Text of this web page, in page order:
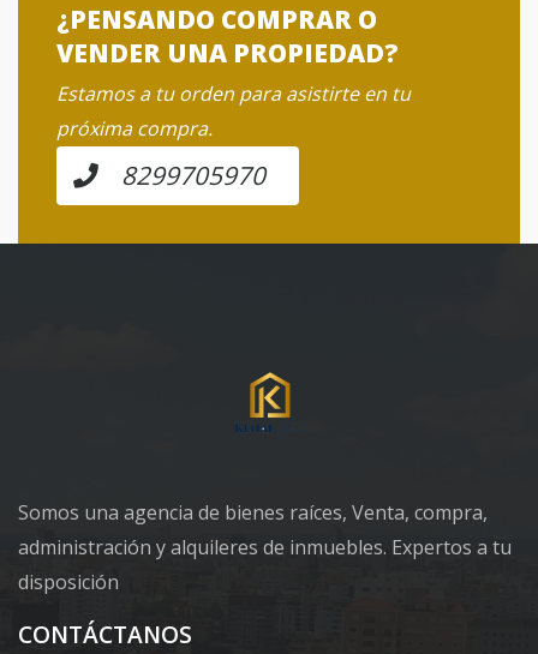
¿PENSANDO COMPRAR O
VENDER UNA PROPIEDAD?
Estamos a tu orden para asistirte en tu
próxima compra.
8299705970
Somos una agencia de bienes raíces, Venta, compra,
administración y alquileres de inmuebles. Expertos a tu
disposición
CONTÁCTANOS